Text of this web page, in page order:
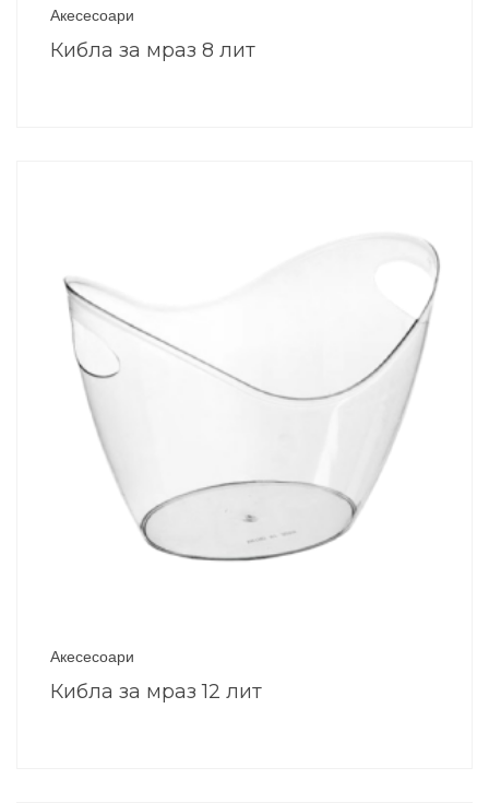
Акесесоари
Кибла за мраз 8 лит
Акесесоари
Кибла за мраз 12 лит